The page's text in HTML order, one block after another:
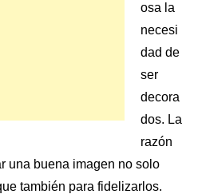
osa la
necesi
dad de
ser
decora
dos. La
razón
una buena imagen no solo
también para fidelizarlos.